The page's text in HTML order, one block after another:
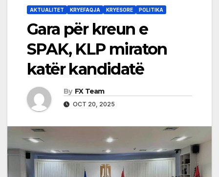
AKTUALITET KRYEFAQJA KRYESORE POLITIKA
Gara për kreun e
SPAK, KLP miraton
katër kandidatë
By FX Team
OCT 20, 2025